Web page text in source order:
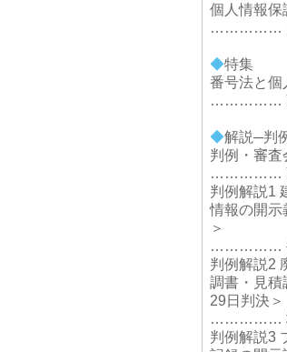
個人情報保
……………
◆特集
番号法と個
……………
◆解説─判
判例・審査
……………
判例解説1
情報の開示
＞
……………
判例解説2
調書・見積
29日判決＞
……………
判例解説3